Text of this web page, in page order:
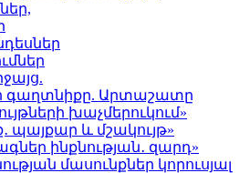
գաղտնիքը. Արտաշատը
խաչմերուկում»
պայքար և մշակույթ»
ինքնության․ զարդ»
մասունքներ կորուսյալ